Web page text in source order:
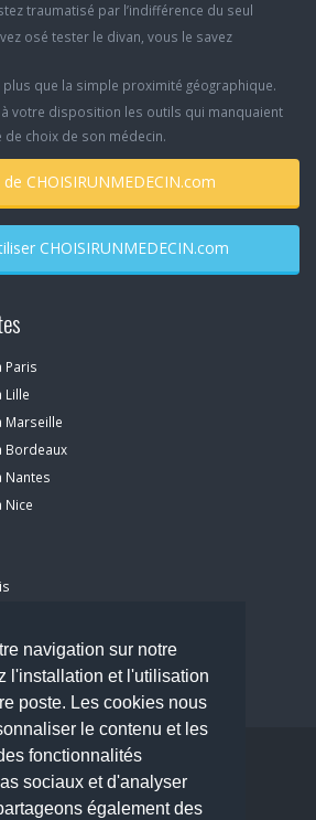
navigation sur notre
l'installation et l'utilisation
poste. Les cookies nous
le contenu et les
fonctionnalités
sociaux et d'analyser
également des
traumatisé par l’indifférence du seul
osé tester le divan, vous le savez
que la simple proximité géographique.
votre disposition les outils qui manquaient
de choix de son médecin.
Le rôle de CHOISIRUNMEDECIN.com
Quand utiliser CHOISIRUNMEDECIN.com
Paris
Lille
Marseille
Bordeaux
Nantes
Nice
Reserved.